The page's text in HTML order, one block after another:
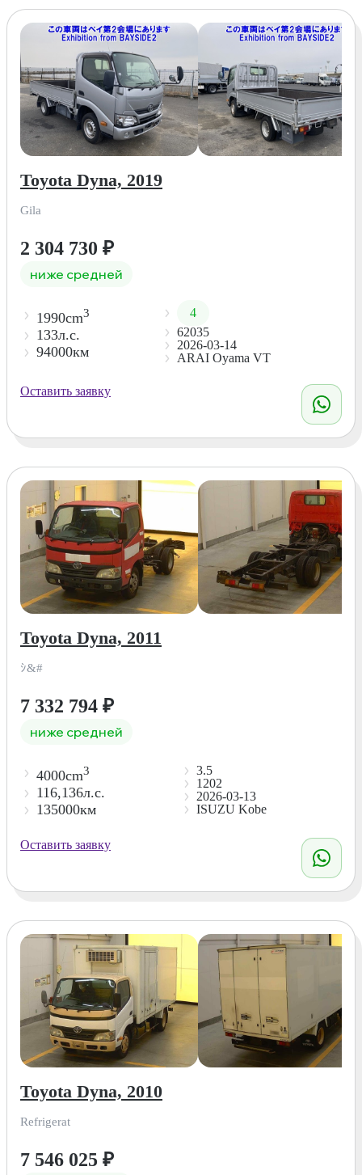
Toyota Dyna, 2019
Gila
2 304 730 ₽
ниже средней
1990cm3
133л.с.
94000км
4
62035
2026-03-14
ARAI Oyama VT
Оставить заявку
Toyota Dyna, 2011
ｼ&#
7 332 794 ₽
ниже средней
4000cm3
116,136л.с.
135000км
3.5
1202
2026-03-13
ISUZU Kobe
Оставить заявку
Toyota Dyna, 2010
Refrigerat
7 546 025 ₽